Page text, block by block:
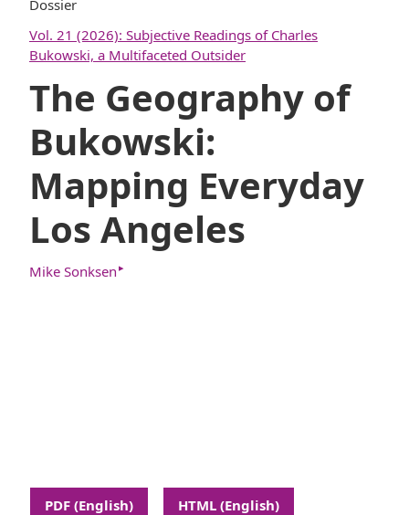
Dossier
Vol. 21 (2026): Subjective Readings of Charles
Bukowski, a Multifaceted Outsider
The Geography of
Bukowski:
Mapping Everyday
Los Angeles
Mike Sonksen ▸
PDF (English) HTML (English)